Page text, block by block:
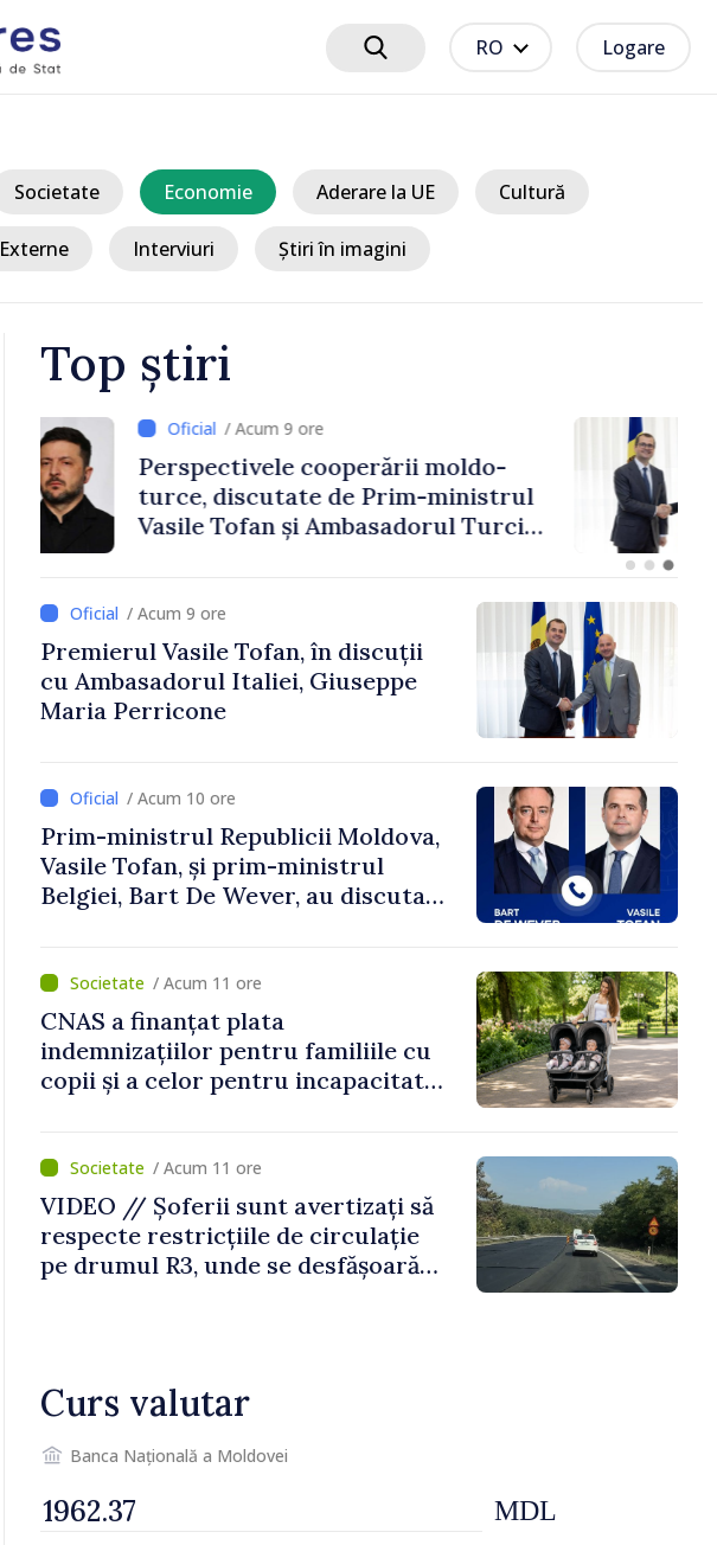
RO Logare
Societate Economie Aderare la UE Cultură
Externe Interviuri Știri în imagini
Top știri
/ Acum 9 ore
Perspectivele cooperării moldo-
turce, discutate de Prim-ministrul
Vasile Tofan și Ambasadorul Turciei,
Uygar Mustafa Sertel
/ Acum 9 ore
Premierul Vasile Tofan, în discuții
cu Ambasadorul Italiei, Giuseppe
Maria Perricone
/ Acum 10 ore
Prim-ministrul Republicii Moldova,
Vasile Tofan, și prim-ministrul
Belgiei, Bart De Wever, au discutat
/ Acum 11 ore
CNAS a finanțat plata
indemnizațiilor pentru familiile cu
copii și a celor pentru incapacitate
/ Acum 11 ore
VIDEO // Șoferii sunt avertizați să
respecte restricțiile de circulație
pe drumul R3, unde se desfășoară
Curs valutar
Banca Națională a Moldovei
MDL